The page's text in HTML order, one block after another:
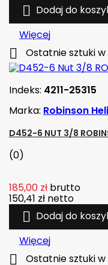
 Dodaj do
Więcej
 Ostatnie sztuki
Indeks: 4211-25315
Marka: Robinson
D452-6 NUT 3/8
(0)
185,00 zł brutto
150,41 zł netto
 Dodaj do
Więcej
 Ostatnie sztuki